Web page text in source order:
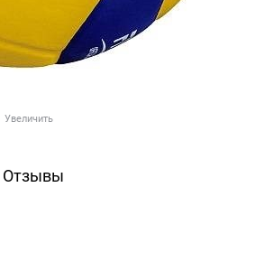
Увеличить
Отзывы